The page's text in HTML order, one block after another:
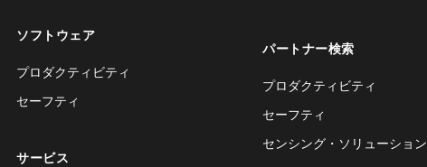
ソフトウェア
プロダクティビティ
セーフティ
サービス
パートナー検索
プロダクティビティ
セーフティ
センシング・ソリューション